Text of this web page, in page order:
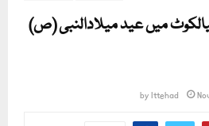
میں عید میلادالنبی (ص)
byIttehad